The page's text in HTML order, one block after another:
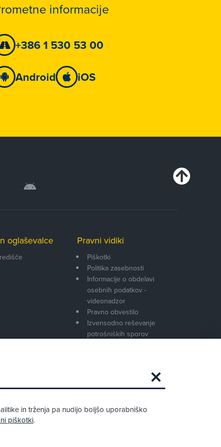
Obstoječi in novi AMZS člani, ki boste v
informacije
+386 1 530 53 00
Android
iOS
oglaševalce Pravni vidiki
Piškotki
Politika zasebnosti
Informacije o obdelavi
osebnih podatkov -
videonadzor
Pravno obvestilo
Izvensodno reševanje
potrošniških sporov
in trženja pa nudijo boljšo uporabniško
piškotki.